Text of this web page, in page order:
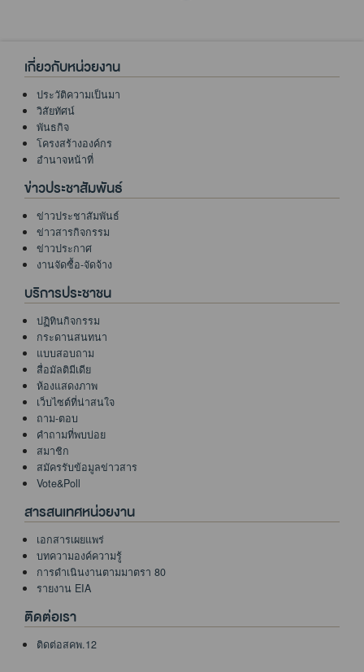
เกี่ยวกับหน่วยงาน
ประวัติความเป็นมา
วิสัยทัศน์
พันธกิจ
โครงสร้างองค์กร
อำนาจหน้าที่
ข่าวประชาสัมพันธ์
ข่าวประชาสัมพันธ์
ข่าวสารกิจกรรม
ข่าวประกาศ
งานจัดซื้อ-จัดจ้าง
บริการประชาชน
ปฏิทินกิจกรรม
กระดานสนทนา
แบบสอบถาม
สื่อมัลติมีเดีย
ห้องแสดงภาพ
เว็บไซต์ที่น่าสนใจ
ถาม-ตอบ
คำถามที่พบบ่อย
สมาชิก
สมัครรับข้อมูลข่าวสาร
Vote&Poll
สารสนเทศหน่วยงาน
เอกสารเผยแพร่
บทความองค์ความรู้
การดำเนินงานตามมาตรา 80
รายงาน EIA
ติดต่อเรา
ติดต่อสคพ.12